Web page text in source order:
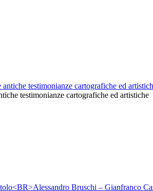
testimonianze cartografiche ed artistiche